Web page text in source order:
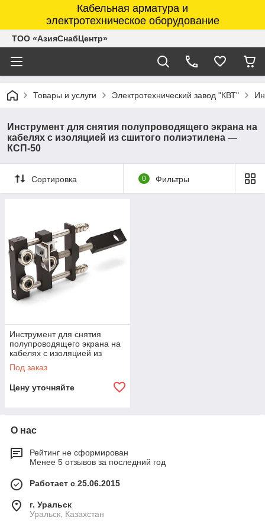
Кабельная арматура и
электротехническое оборудование
ТОО «АзияСнабЦентр»
Товары и услуги Электротехнический завод "КВТ"
Инструмент для снятия полупроводящего экрана на
кабелях с изоляцией из сшитого полиэтилена —
КСП-50
Сортировка 0 Фильтры
Инструмент для снятия
полупроводящего экрана на
кабелях с изоляцией из
сшитого полиэтилена —
КСП-50 КВТ КСП-50
Под заказ
Цену уточняйте
О нас
Рейтинг не сформирован
Менее 5 отзывов за последний год
Работает с 25.06.2015
г. Уральск
Уральск, Казахстан